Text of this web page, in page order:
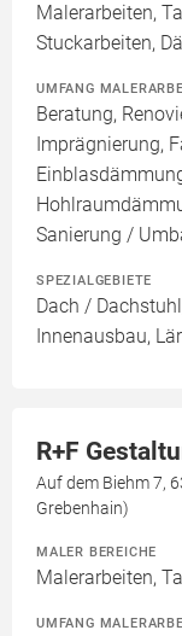
Malerarbeiten,
Stuckarbeiten,
UMFANG
Beratung,
Imprägnierung,
Sanierung /
SPEZIALGEBIETE
Dach /
Innenausbau,
R+F
Auf dem Biehm 7,
Grebenhain)
MALER BEREICHE
Malerarbeiten,
UMFANG